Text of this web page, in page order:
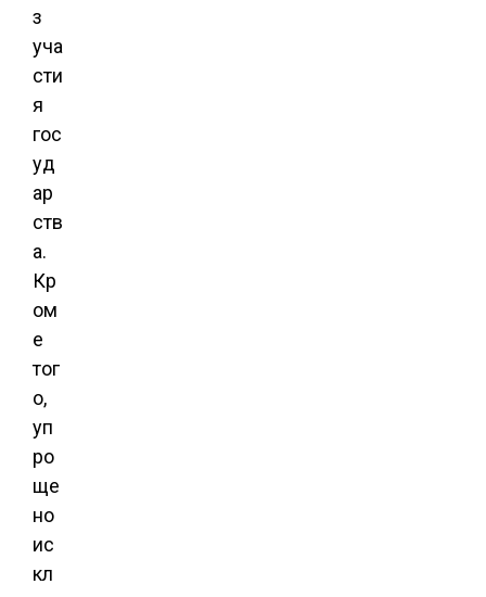
з
уча
сти
я
гос
уд
ар
ств
а.
Кр
ом
е
тог
о,
уп
ро
ще
но
ис
кл